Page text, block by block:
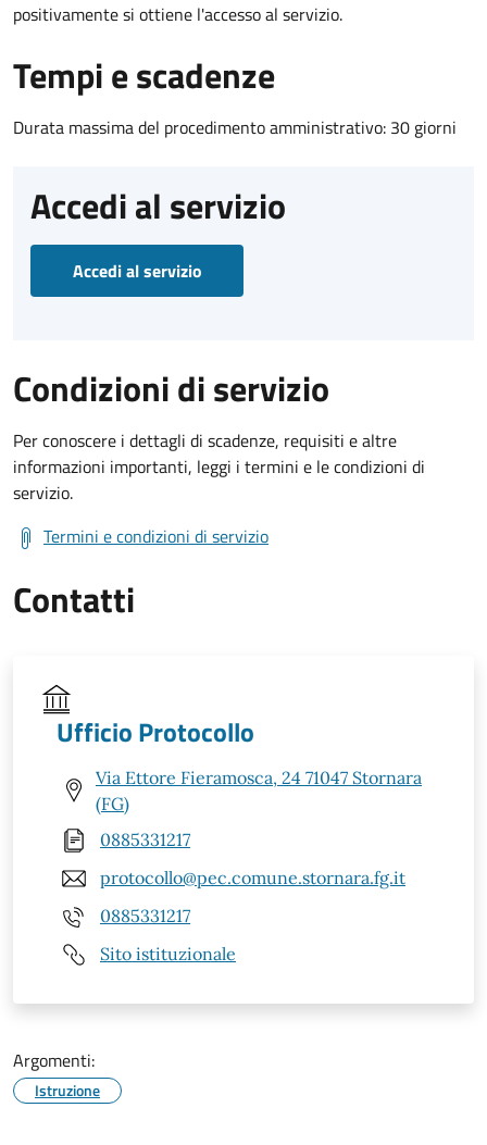
positivamente si ottiene l'accesso al servizio.
Tempi e scadenze
Durata massima del procedimento amministrativo: 30 giorni
Accedi al servizio
Accedi al servizio
Condizioni di servizio
Per conoscere i dettagli di scadenze, requisiti e altre
informazioni importanti, leggi i termini e le condizioni di
servizio.
Termini e condizioni di servizio
Contatti
Ufficio Protocollo
Via Ettore Fieramosca, 24 71047 Stornara
(FG)
0885331217
protocollo@pec.comune.stornara.fg.it
0885331217
Sito istituzionale
Argomenti:
Istruzione